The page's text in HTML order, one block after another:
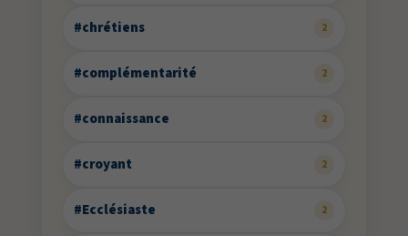
#chrétiens 2
#complémentarité 2
#connaissance 2
#croyant 2
#Ecclésiaste 2